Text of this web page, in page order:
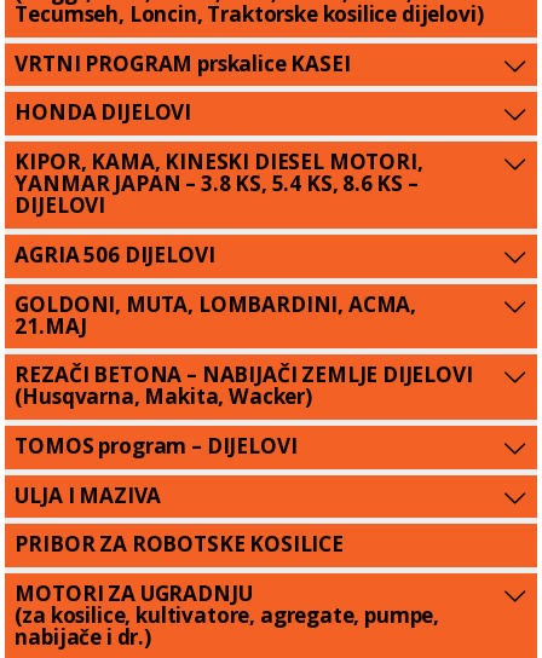
Tecumseh, Loncin, Traktorske kosilice dijelovi)
VRTNI PROGRAM prskalice KASEI
HONDA DIJELOVI
KIPOR, KAMA, KINESKI DIESEL MOTORI,
YANMAR JAPAN – 3.8 KS, 5.4 KS, 8.6 KS –
DIJELOVI
AGRIA 506 DIJELOVI
GOLDONI, MUTA, LOMBARDINI, ACMA,
21.MAJ
REZAČI BETONA – NABIJAČI ZEMLJE DIJELOVI
(Husqvarna, Makita, Wacker)
TOMOS program – DIJELOVI
ULJA I MAZIVA
PRIBOR ZA ROBOTSKE KOSILICE
MOTORI ZA UGRADNJU
(za kosilice, kultivatore, agregate, pumpe,
nabijače i dr.)